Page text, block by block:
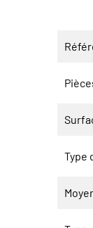
Type